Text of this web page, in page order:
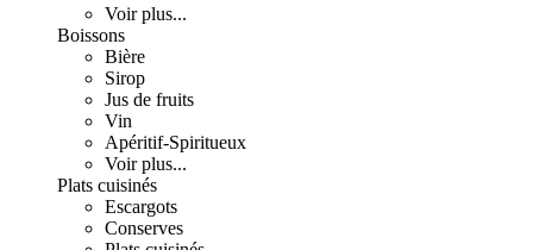
Voir plus...
Boissons
Bière
Sirop
Jus de fruits
Vin
Apéritif-Spiritueux
Voir plus...
Plats cuisinés
Escargots
Conserves